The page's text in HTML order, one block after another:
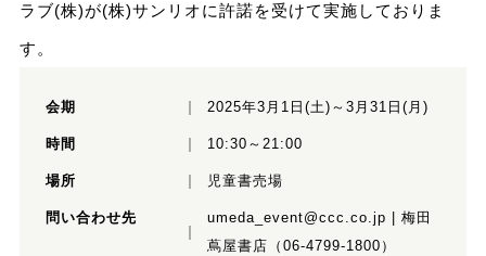
ラブ(株)が(株)サンリオに許諾を受けて実施しておりま
す。
会期 2025年3月1日(土)～3月31日(月)
時間 10:30～21:00
場所 児童書売場
問い合わせ先
umeda_event@ccc.co.jp | 梅田
蔦屋書店（06-4799-1800）